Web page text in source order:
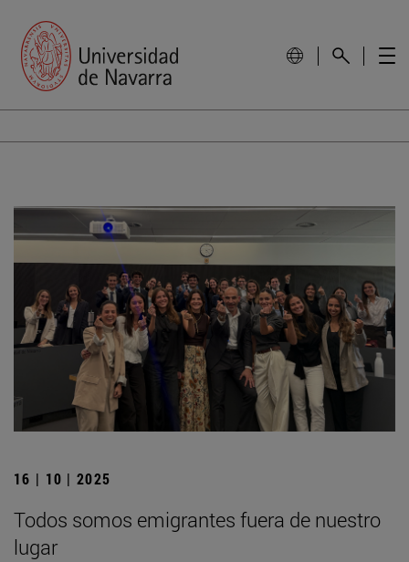
16 | 10 | 2025
Todos somos emigrantes fuera de nuestro
lugar